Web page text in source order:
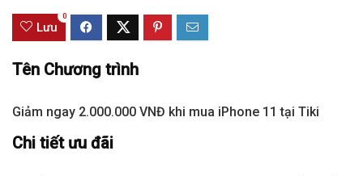
Lưu
0
Tên Chương trình
Giảm ngay 2.000.000 VNĐ khi mua iPhone 11 tại Tiki
Chi tiết ưu đãi